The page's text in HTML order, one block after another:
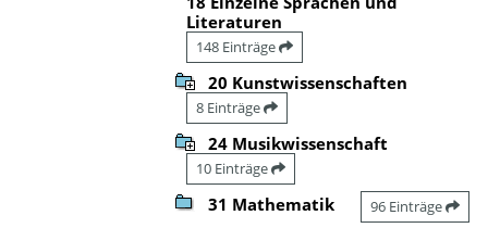
Literaturen
148 Einträge
20 Kunstwissenschaften
8 Einträge
24 Musikwissenschaft
10 Einträge
31 Mathematik 96 Einträge